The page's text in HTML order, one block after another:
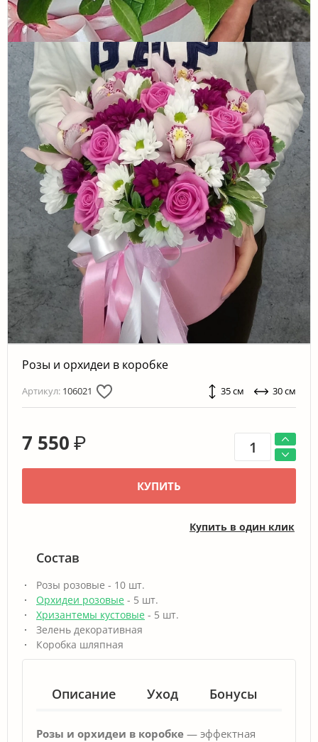
Розы и орхидеи в коробке
Артикул: 106021 35 см 30 см
7 550 ₽
КУПИТЬ
Купить в один клик
Состав
Розы розовые - 10 шт.
Орхидеи розовые - 5 шт.
Хризантемы кустовые - 5 шт.
Зелень декоративная
Коробка шляпная
Описание Уход Бонусы
Розы и орхидеи в коробке — эффектная